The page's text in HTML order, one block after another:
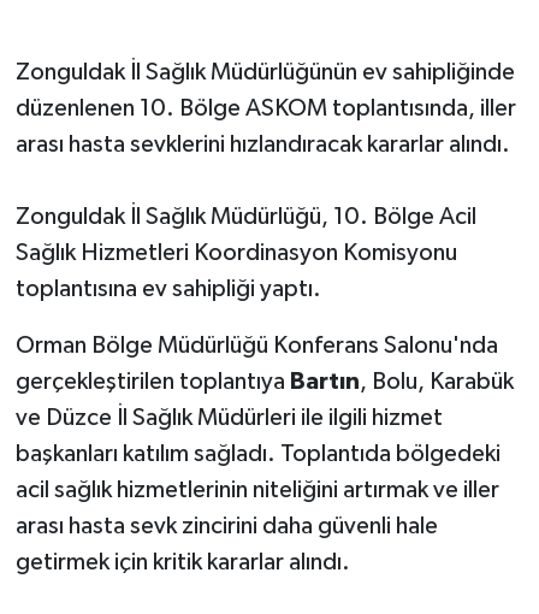
Zonguldak İl Sağlık Müdürlüğünün ev sahipliğinde
düzenlenen 10. Bölge ASKOM toplantısında, iller
arası hasta sevklerini hızlandıracak kararlar alındı.
Zonguldak İl Sağlık Müdürlüğü, 10. Bölge Acil
Sağlık Hizmetleri Koordinasyon Komisyonu
toplantısına ev sahipliği yaptı.
Orman Bölge Müdürlüğü Konferans Salonu'nda
gerçekleştirilen toplantıya Bartın, Bolu, Karabük
ve Düzce İl Sağlık Müdürleri ile ilgili hizmet
başkanları katılım sağladı. Toplantıda bölgedeki
acil sağlık hizmetlerinin niteliğini artırmak ve iller
arası hasta sevk zincirini daha güvenli hale
getirmek için kritik kararlar alındı.